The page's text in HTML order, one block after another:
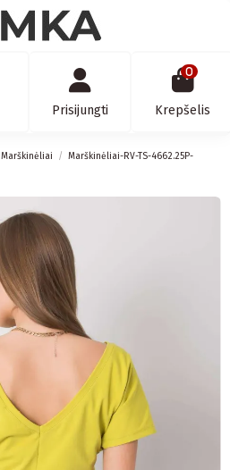
Prisijungti
0
Krepšelis
Marškinėliai
Marškinėliai-RV-TS-4662.25P-